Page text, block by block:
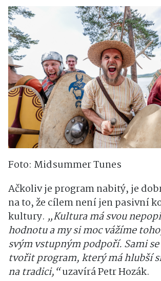
Foto: Midsummer Tunes
Ačkoliv je program nabitý, je
na to, že cílem není jen pasivní
kultury. „Kultura má svou
hodnotu a my si moc vážíme
svým vstupným podpoří. Sami
tvořit program, který má hlubší
na tradici,“uzavírá Petr Hozák.